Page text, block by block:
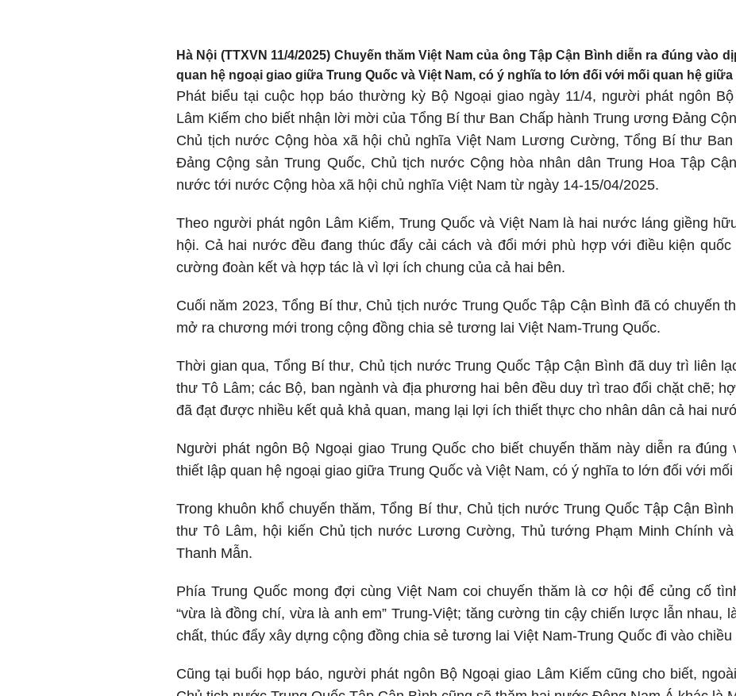
Hà Nội (TTXVN 11/4/2025) Chuyến thăm Việt Nam của ông Tập Cận Bình diễn ra đúng vào
quan hệ ngoại giao giữa Trung Quốc và Việt Nam, có ý nghĩa to lớn đối với mối quan hệ
Phát biểu tại cuộc họp báo thường kỳ Bộ Ngoại giao ngày 11/4, người phát ngôn
Lâm Kiếm cho biết nhận lời mời của Tổng Bí thư Ban Chấp hành Trung ương Đảng
Chủ tịch nước Cộng hòa xã hội chủ nghĩa Việt Nam Lương Cường, Tổng Bí thư
Đảng Cộng sản Trung Quốc, Chủ tịch nước Cộng hòa nhân dân Trung Hoa Tập
nước tới nước Cộng hòa xã hội chủ nghĩa Việt Nam từ ngày 14-15/04/2025.
Theo người phát ngôn Lâm Kiếm, Trung Quốc và Việt Nam là hai nước láng giềng
hội. Cả hai nước đều đang thúc đẩy cải cách và đổi mới phù hợp với điều kiện quốc
cường đoàn kết và hợp tác là vì lợi ích chung của cả hai bên.
Cuối năm 2023, Tổng Bí thư, Chủ tịch nước Trung Quốc Tập Cận Bình đã có chuyến
mở ra chương mới trong cộng đồng chia sẻ tương lai Việt Nam-Trung Quốc.
Thời gian qua, Tổng Bí thư, Chủ tịch nước Trung Quốc Tập Cận Bình đã duy trì liên
thư Tô Lâm; các Bộ, ban ngành và địa phương hai bên đều duy trì trao đổi chặt chẽ;
đã đạt được nhiều kết quả khả quan, mang lại lợi ích thiết thực cho nhân dân cả hai
Người phát ngôn Bộ Ngoại giao Trung Quốc cho biết chuyến thăm này diễn ra đúng
thiết lập quan hệ ngoại giao giữa Trung Quốc và Việt Nam, có ý nghĩa to lớn đối với
Trong khuôn khổ chuyến thăm, Tổng Bí thư, Chủ tịch nước Trung Quốc Tập Cận
thư Tô Lâm, hội kiến Chủ tịch nước Lương Cường, Thủ tướng Phạm Minh Chính và
Thanh Mẫn.
Phía Trung Quốc mong đợi cùng Việt Nam coi chuyến thăm là cơ hội để củng cố
“vừa là đồng chí, vừa là anh em” Trung-Việt; tăng cường tin cậy chiến lược lẫn nhau,
chất, thúc đẩy xây dựng cộng đồng chia sẻ tương lai Việt Nam-Trung Quốc đi vào
Cũng tại buổi họp báo, người phát ngôn Bộ Ngoại giao Lâm Kiếm cũng cho biết,